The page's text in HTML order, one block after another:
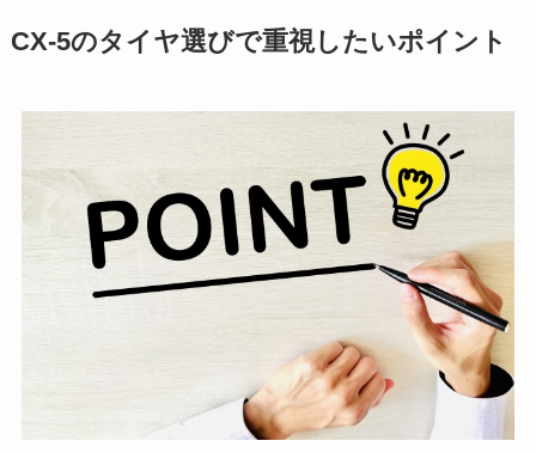
CX-5のタイヤ選びで重視したいポイント